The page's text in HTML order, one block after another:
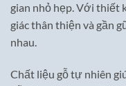
gian nhỏ hẹp. Với thiết
giác thân thiện và gần
nhau.
Chất liệu gỗ tự nhiên